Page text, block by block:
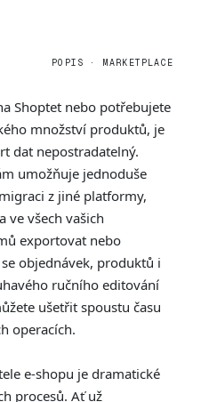
POPIS · MARKETPLACE
Shoptet nebo potřebujete
množství produktů, je
dat nepostradatelný.
umožňuje jednoduše
z jiné platformy,
ve všech vašich
exportovat nebo
objednávek, produktů i
ručního editování
ušetřit spoustu času
operacích.
e-shopu je dramatické
procesů. Ať už